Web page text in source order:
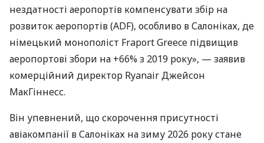
нездатності аеропортів компенсувати збір на
розвиток аеропортів (ADF), особливо в Салоніках, де
німецький монополіст Fraport Greece підвищив
аеропортові збори на +66% з 2019 року», — заявив
комерційний директор Ryanair Джейсон
МакГіннесс.
Він упевнений, що скорочення присутності
авіакомпанії в Салоніках на зиму 2026 року стане